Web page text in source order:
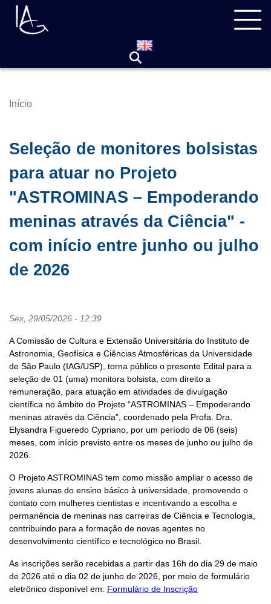
Pular
para
Trilha
Início
Seleção de monitores bolsistas
para atuar no Projeto
"ASTROMINAS – Empoderando
meninas através da Ciência" -
com início entre junho ou julho
de 2026
Sex, 29/05/2026 - 12:39
A Comissão de Cultura e Extensão Universitária do Instituto de
Astronomia, Geofísica e Ciências Atmosféricas da Universidade
de São Paulo (IAG/USP), torna público o presente Edital para a
seleção de 01 (uma) monitora bolsista, com direito a
remuneração, para atuação em atividades de divulgação
científica no âmbito do Projeto “ASTROMINAS – Empoderando
meninas através da Ciência”, coordenado pela Profa. Dra.
Elysandra Figueredo Cypriano, por um período de 06 (seis)
meses, com início previsto entre os meses de junho ou julho de
2026.
O Projeto ASTROMINAS tem como missão ampliar o acesso de
jovens alunas do ensino básico à universidade, promovendo o
contato com mulheres cientistas e incentivando a escolha e
permanência de meninas nas carreiras de Ciência e Tecnologia,
contribuindo para a formação de novas agentes no
desenvolvimento científico e tecnológico no Brasil.
As inscrições serão recebidas a partir das 16h do dia 29 de maio
de 2026 até o dia 02 de junho de 2026, por meio de formulário
eletrônico disponível em: Formulário de Inscrição